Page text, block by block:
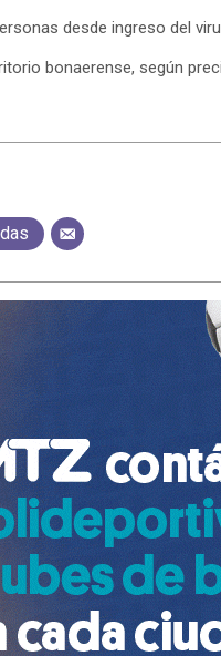
desde ingreso del
bonaerense, según